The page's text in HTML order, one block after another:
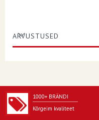
ARVUSTUSED
1000+ BRÄNDI
Kõrgeim kvaliteet